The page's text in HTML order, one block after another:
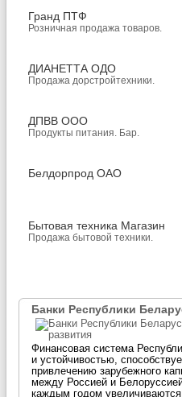
Гранд ПТФ
Розничная продажа товаров.
ДИАНЕТТА ОДО
Продажа дорстройтехники.
ДПВВ ООО
Продукты питания. Бар.
Белдорпрод ОАО
Бытовая техника Магазин
Продажа бытовой техники.
Банки Республики
Финансовая система
и устойчивостью,
привлечению зарубежного
между Россией и
каждым годом